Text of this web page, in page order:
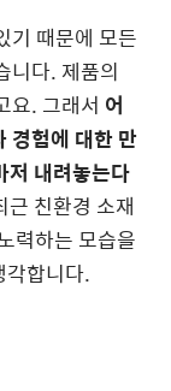
기 때문에 모든
니다. 제품의
요. 그래서 어
경험에 대한 만
저 내려놓는다
근 친환경 소재
력하는 모습을
각합니다.